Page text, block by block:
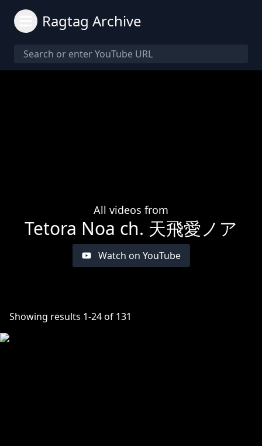
Ragtag Archive
All videos from
Tetora Noa ch. 天飛愛ノア
Watch on YouTube
Showing results 1-24of 131